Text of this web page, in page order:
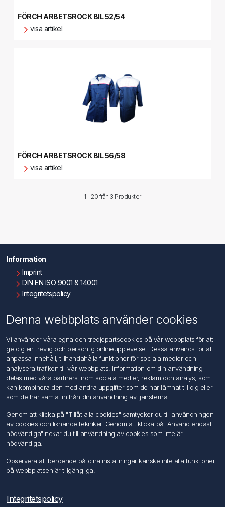
FÖRCH ARBETSROCK BIL 52/54
visa artikel
FÖRCH ARBETSROCK BIL 56/58
visa artikel
1 - 20 från3 Produkter
Information
Imprint
DIN EN ISO 9001 & 14001
Integritetspolicy
Kontakta oss
Kundtjänst
Sök
Mitt konto
Mina ordrar
Mina adresser
Följ oss
Denna webbplats använder cookies
Vi använder våra egna och tredjepartscookies på vår webbplats för att
ge dig en trevlig och personlig onlineupplevelse. Dessa används för att
anpassa innehåll, tillhandahålla funktioner för sociala medier och
analysera trafiken till vår webbplats. Information om din användning
delas med våra partners inom sociala medier, reklam och analys, som
kan kombinera den med andra uppgifter som de har lämnat till dig eller
som de har samlat in från din användning av tjänsterna.
Genom att klicka på "Tillåt alla cookies" samtycker du till användningen
av cookies och liknande tekniker. Genom att klicka på "Använd endast
nödvändiga" nekar du till användning av cookies som inte är
nödvändiga.
Observera att beroende på dina inställningar kanske inte alla funktioner
på webbplatsen är tillgängliga.
Integritetspolicy